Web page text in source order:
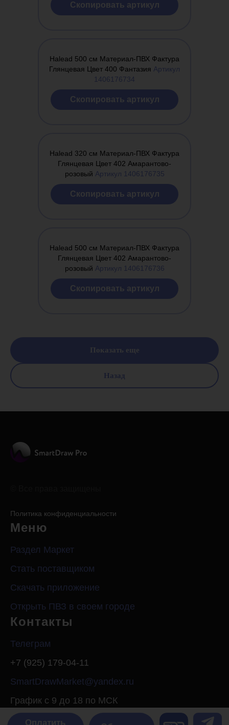
Обучение
Cкопировать артикул
Halead 500 см Материал-ПВХ Фактура
Глянцевая Цвет 400 Фантазия Артикул
1406176734
Cкопировать артикул
Halead 320 см Материал-ПВХ Фактура
Глянцевая Цвет 402 Амарантово-
розовый Артикул 1406176735
Cкопировать артикул
Halead 500 см Материал-ПВХ Фактура
Глянцевая Цвет 402 Амарантово-
розовый Артикул 1406176736
Cкопировать артикул
Показать еще
Назад
Политика конфиденциальности
Меню
Раздел Маркет
Стать поставщиком
Скачать приложение
Открыть ПВЗ в своем городе
Контакты
Телеграм
+7 (925) 179-04-11
SmartDrawMarket@yandex.ru
График с 9 до 18 по МСК